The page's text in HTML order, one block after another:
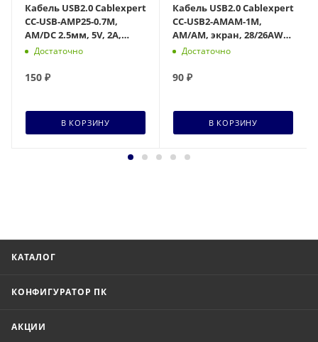
Кабель USB2.0 Cablexpert
CC-USB-AMP25-0.7M,
AM/DC 2.5мм, 5V, 2А,
экран, медь, 0.7м, Pro,
Достаточно
150 ₽
В КОРЗИНУ
Кабель USB2.0 Cablexpert
CC-USB2-AMAM-1M,
AM/AM, экран, 28/26AWG
1мДостаточно
90 ₽
В КОРЗИНУ
КАТАЛОГ
КОНФИГУРАТОР ПК
АКЦИИ